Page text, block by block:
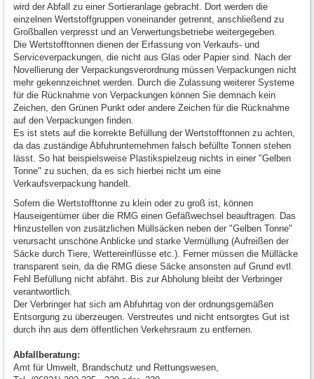
wird der Abfall zu einer Sortieranlage gebracht. Dort werden die
einzelnen Wertstoffgruppen voneinander getrennt, anschließend zu
Großballen verpresst und an Verwertungsbetriebe weitergegeben.
Die Wertstofftonnen dienen der Erfassung von Verkaufs- und
Serviceverpackungen, die nicht aus Glas oder Papier sind. Nach der
Novellierung der Verpackungsverordnung müssen Verpackungen nicht
mehr gekennzeichnet werden. Durch die Zulassung weiterer Systeme
für die Rücknahme von Verpackungen können Sie demnach kein
Zeichen, den Grünen Punkt oder andere Zeichen für die Rücknahme
auf den Verpackungen finden.
Es ist stets auf die korrekte Befüllung der Wertstofftonnen zu achten,
da das zuständige Abfuhrunternehmen falsch befüllte Tonnen stehen
lässt. So hat beispielsweise Plastikspielzeug nichts in einer "Gelben
Tonne" zu suchen, da es sich hierbei nicht um eine
Verkaufsverpackung handelt.
Sofern die Wertstofftonne zu klein oder zu groß ist, können
Hauseigentümer über die RMG einen Gefäßwechsel beauftragen. Das
Hinzustellen von zusätzlichen Müllsäcken neben der "Gelben Tonne"
verursacht unschöne Anblicke und starke Vermüllung (Aufreißen der
Säcke durch Tiere, Wettereinflüsse etc.). Ferner müssen die Mülläcke
transparent sein, da die RMG diese Säcke ansonsten auf Grund evtl.
Fehl Befüllung nicht abfährt. Bis zur Abholung bleibt der Verbringer
verantwortlich.
Der Verbringer hat sich am Abfuhrtag von der ordnungsgemäßen
Entsorgung zu überzeugen. Verstreutes und nicht entsorgtes Gut ist
durch ihn aus dem öffentlichen Verkehrsraum zu entfernen.
Abfallberatung:
Amt für Umwelt, Brandschutz und Rettungswesen,